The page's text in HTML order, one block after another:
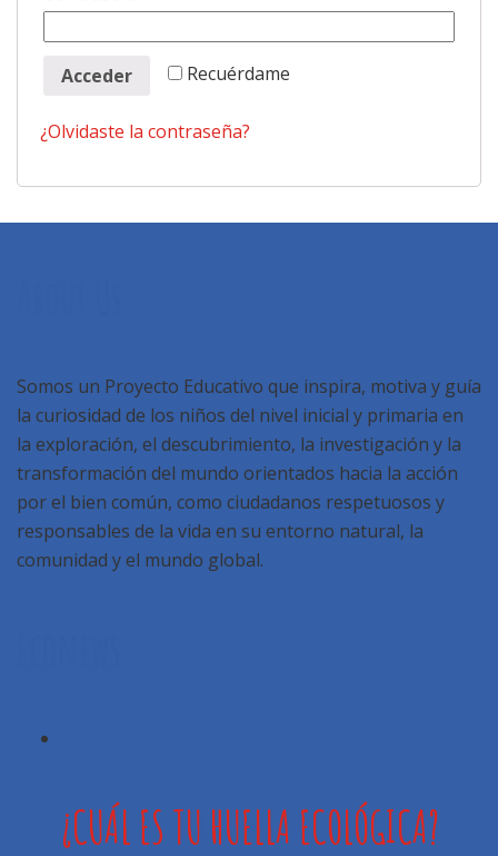
Recuérdame
Acceder
¿Olvidaste la contraseña?
Somos un Proyecto Educativo que inspira, motiva y guía
la curiosidad de los niños del nivel inicial y primaria en
la exploración, el descubrimiento, la investigación y la
transformación del mundo orientados hacia la acción
por el bien común, como ciudadanos respetuosos y
responsables de la vida en su entorno natural, la
comunidad y el mundo global.
¿CUÁL ES TU HUELLA ECOLÓGICA?